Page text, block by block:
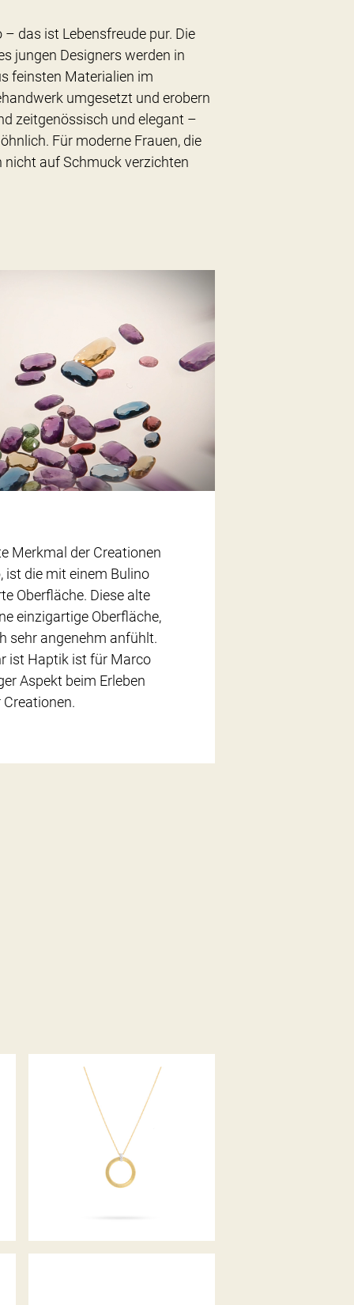
das ist Lebensfreude pur. Die
jungen Designers werden in
feinsten Materialien im
umgesetzt und erobern
zeitgenössisch und elegant –
Für moderne Frauen, die
auf Schmuck verzichten
Merkmal der Creationen
ist die mit einem Bulino
Oberfläche. Diese alte
einzigartige Oberfläche,
sehr angenehm anfühlt.
ist Haptik ist für Marco
Aspekt beim Erleben
Creationen.
COLLIER MASAI